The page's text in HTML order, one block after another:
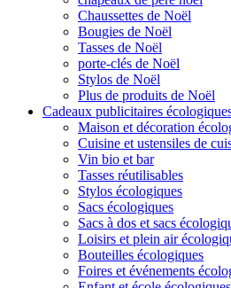
Chaussettes de Noël
Bougies de Noël
Tasses de Noël
porte-clés de Noël
Stylos de Noël
Plus de produits de Noël
Cadeaux publicitaires
Maison et décoration
Cuisine et ustensiles de
Vin bio et bar
Tasses réutilisables
Stylos écologiques
Sacs écologiques
Sacs à dos et sacs
Loisirs et plein air
Bouteilles écologiques
Foires et événements